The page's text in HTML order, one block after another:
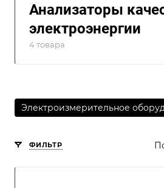
Анализаторы
электроэнергии
4 товара
Электроизмерительное
ФИЛЬТР